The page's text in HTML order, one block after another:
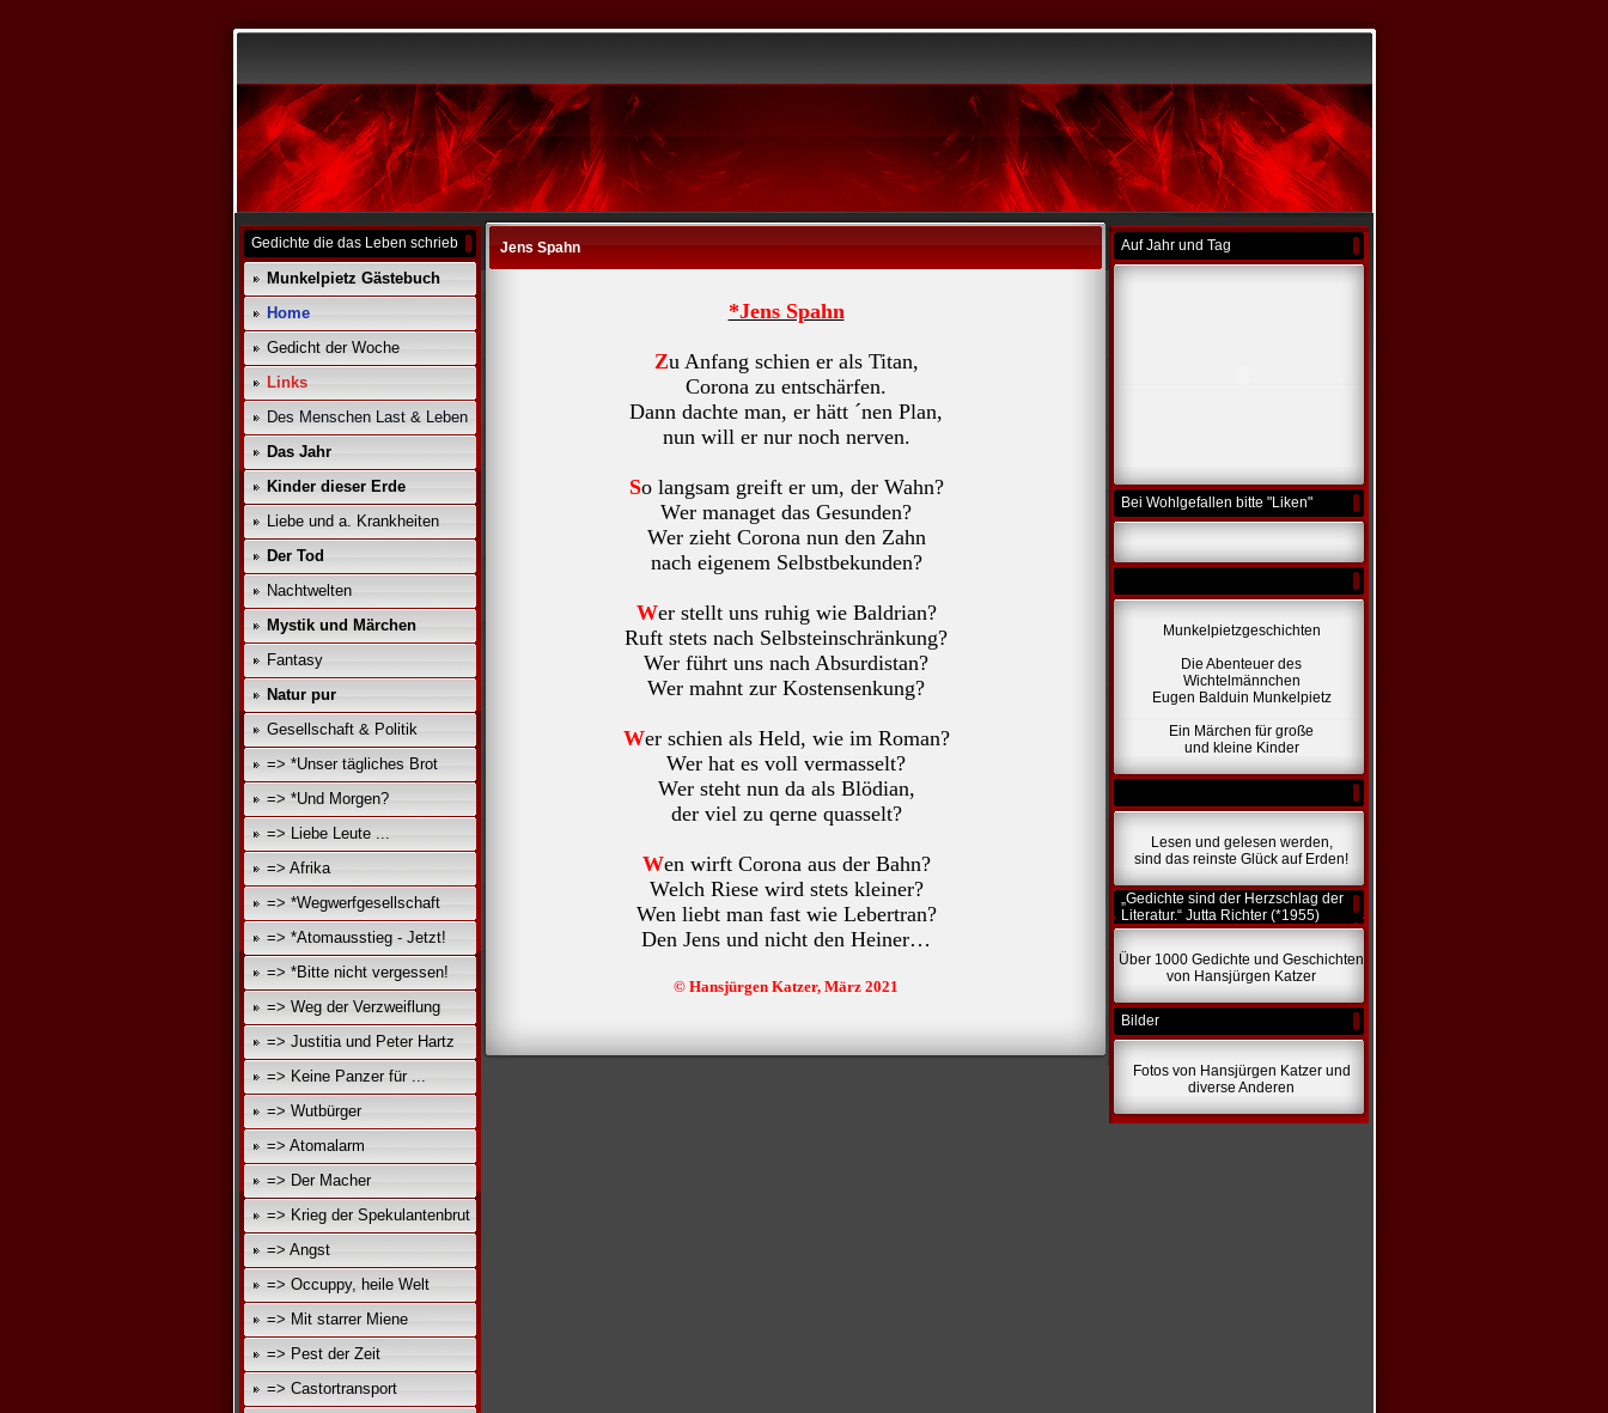
Gedichte die das Leben schrieb
Munkelpietz Gästebuch
Home
Gedicht der Woche
Links
Des Menschen Last & Leben
Das Jahr
Kinder dieser Erde
Liebe und a. Krankheiten
Der Tod
Nachtwelten
Mystik und Märchen
Fantasy
Natur pur
Gesellschaft & Politik
=> *Unser tägliches Brot
=> *Und Morgen?
=> Liebe Leute ...
=> Afrika
=> *Wegwerfgesellschaft
=> *Atomausstieg - Jetzt!
=> *Bitte nicht vergessen!
=> Weg der Verzweiflung
=> Justitia und Peter Hartz
=> Keine Panzer für ...
=> Wutbürger
=> Atomalarm
=> Der Macher
=> Krieg der Spekulantenbrut
=> Angst
=> Occuppy, heile Welt
=> Mit starrer Miene
=> Pest der Zeit
=> Castortransport
Jens Spahn
*Jens Spahn
Zu Anfang schien er als Titan,
Corona zu entschärfen.
Dann dachte man, er hätt ´nen Plan,
nun will er nur noch nerven.
So langsam greift er um, der Wahn?
Wer managet das Gesunden?
Wer zieht Corona nun den Zahn
nach eigenem Selbstbekunden?
Wer stellt uns ruhig wie Baldrian?
Ruft stets nach Selbsteinschränkung?
Wer führt uns nach Absurdistan?
Wer mahnt zur Kostensenkung?
Wer schien als Held, wie im Roman?
Wer hat es voll vermasselt?
Wer steht nun da als Blödian,
der viel zu qerne quasselt?
Wen wirft Corona aus der Bahn?
Welch Riese wird stets kleiner?
Wen liebt man fast wie Lebertran?
Den Jens und nicht den Heiner…
© Hansjürgen Katzer, März 2021
Auf Jahr und Tag
Bei Wohlgefallen bitte "Liken"
Munkelpietzgeschichten
Die Abenteuer des
Wichtelmännchen
Eugen Balduin Munkelpietz
Ein Märchen für große
und kleine Kinder
Lesen und gelesen werden,
sind das reinste Glück auf Erden!
„Gedichte sind der Herzschlag der
Literatur.“ Jutta Richter (*1955)
Über 1000 Gedichte und Geschichten
von Hansjürgen Katzer
Bilder
Fotos von Hansjürgen Katzer und
diverse Anderen